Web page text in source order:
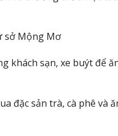
sở Mộng Mơ
khách sạn, xe buýt để
đặc sản trà, cà phê và